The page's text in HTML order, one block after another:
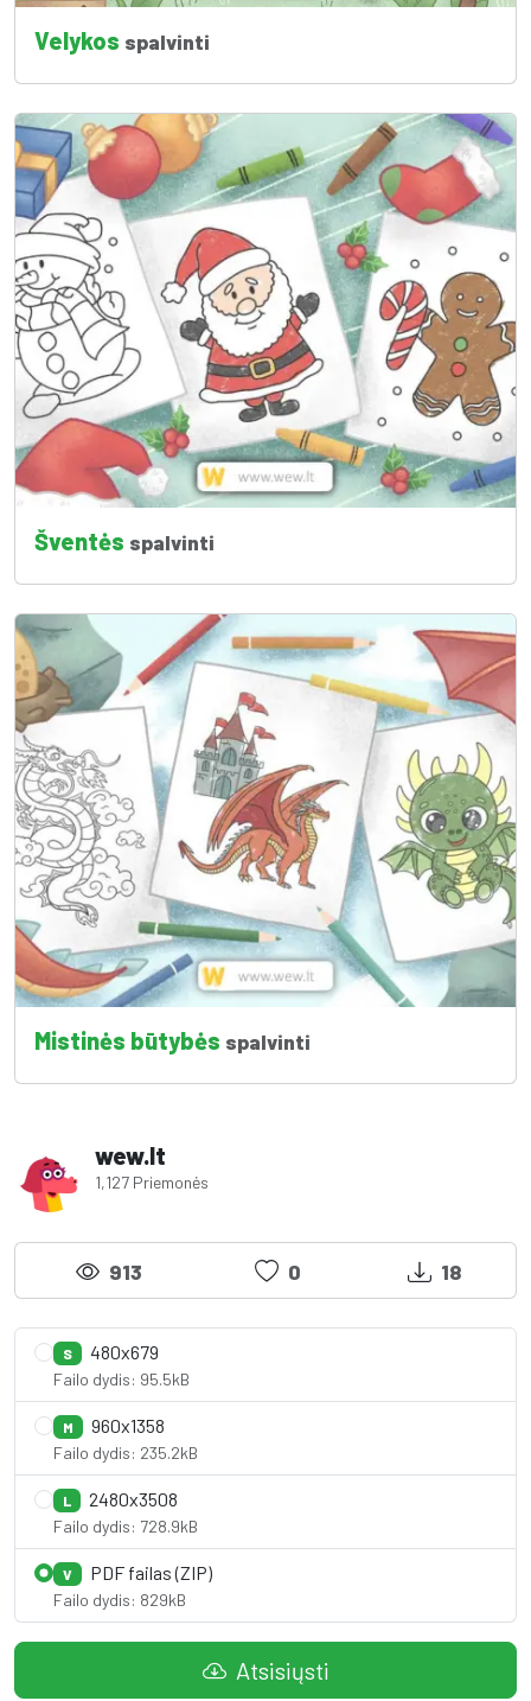
Velykos spalvinti
Šventės spalvinti
Mistinės būtybės spalvinti
wew.lt
1,127 Priemonės
913 0 18
S 480x679
Failo dydis: 95.5kB
M 960x1358
Failo dydis: 235.2kB
L 2480x3508
Failo dydis: 728.9kB
V PDF failas (ZIP)
Failo dydis: 829kB
Atsisiųsti